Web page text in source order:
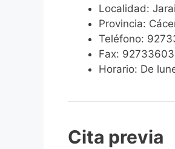
Localidad:
Provincia:
Teléfono:
Fax:
Horario: De
Cita previa